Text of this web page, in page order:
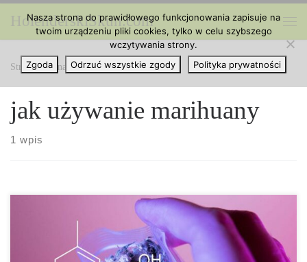
Przejdź do treści
HolenderskiSkun.com
Strona główna » jak używanie marihuany
jak używanie marihuany
1 wpis
Jak używanie marihuany zmieniało się w czasie? Najstarsze
dowody na istnienie rośliny cannabis sativa pochodzą sprzed około
Nasza strona do prawidłowego funkcjonowania zapisuje na
twoim urządzeniu pliki cookies, tylko w celu szybszego
wczytywania strony.
Zgoda
Odrzuć wszystkie zgody Polityka prywatności